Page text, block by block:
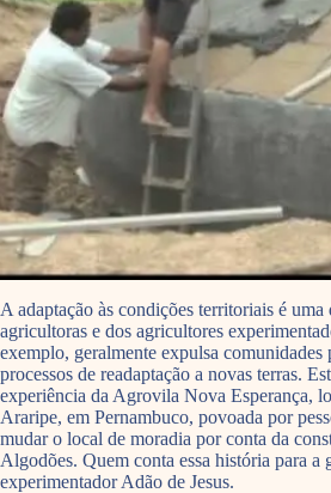
A adaptação às condições territoriais é uma
agricultoras e dos agricultores
exemplo, geralmente expulsa comunidades
processos de readaptação a novas terras.
experiência da Agrovila Nova Esperança,
Araripe, em Pernambuco, povoada por
mudar o local de moradia por conta da
Algodões. Quem conta essa história para a
experimentador Adão de Jesus.